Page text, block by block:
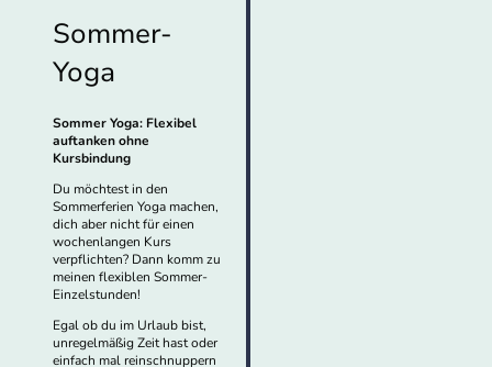
Sommer-
Yoga
Sommer Yoga: Flexibel
auftanken ohne
Kursbindung
Du möchtest in den
Sommerferien Yoga machen,
dich aber nicht für einen
wochenlangen Kurs
verpflichten? Dann komm zu
meinen flexiblen Sommer-
Einzelstunden!
Egal ob du im Urlaub bist,
unregelmäßig Zeit hast oder
einfach mal reinschnuppern